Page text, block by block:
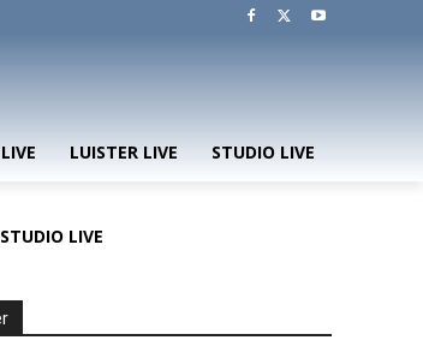
LUISTER LIVE STUDIO LIVE
STUDIO LIVE